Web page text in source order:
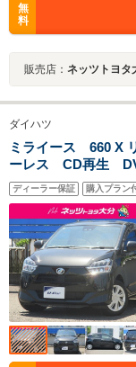
無
料
販売店： ネッツトヨタ
ダイハツ
ミライース 660 X
ーレス CD再生
ドライト サポカー
ディーラー保証 購入プラン